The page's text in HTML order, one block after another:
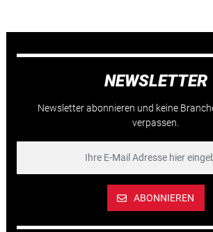
NEWSLETTER
Newsletter abonnieren und keine
verpassen.
ABONNIEREN